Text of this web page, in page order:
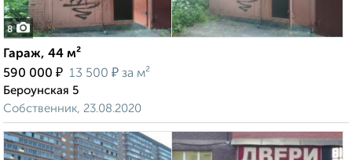
8
Гараж, 44 м²
590 000 ₽ 13 500 ₽ за м²
Бероунская 5
Собственник, 23.08.2020